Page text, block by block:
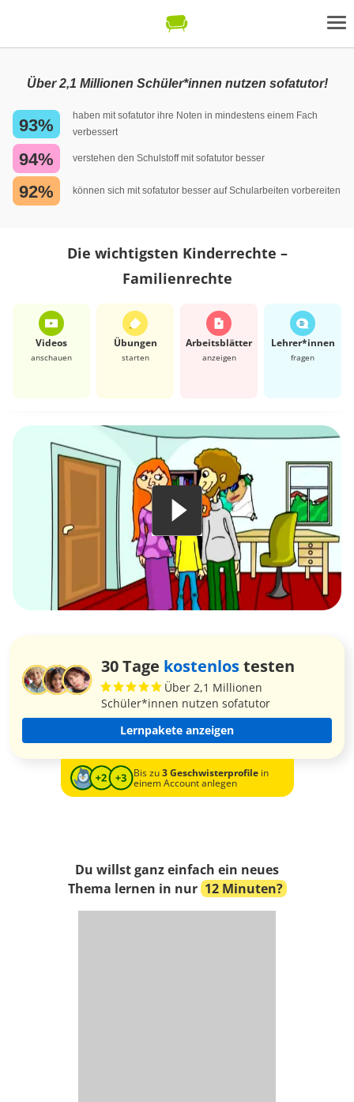
Über 2,1 Millionen Schüler*innen nutzen sofatutor!
93%
haben mit sofatutor ihre Noten in mindestens einem Fach
verbessert
94% verstehen den Schulstoff mit sofatutor besser
92% können sich mit sofatutor besser auf Schularbeiten vorbereiten
Die wichtigsten Kinderrechte –
Familienrechte
Videos
anschauen
Übungen
starten
Arbeits­blätter
anzeigen
Lehrer*​innen
fragen
30 Tage kostenlostesten
Über 2,1 Millionen
Schüler*innen nutzen sofatutor
Lernpakete anzeigen
Bis zu3 Geschwisterprofilein
einem Account anlegen
Du willst ganz einfach ein neues
Thema lernen in nur 12 Minuten?